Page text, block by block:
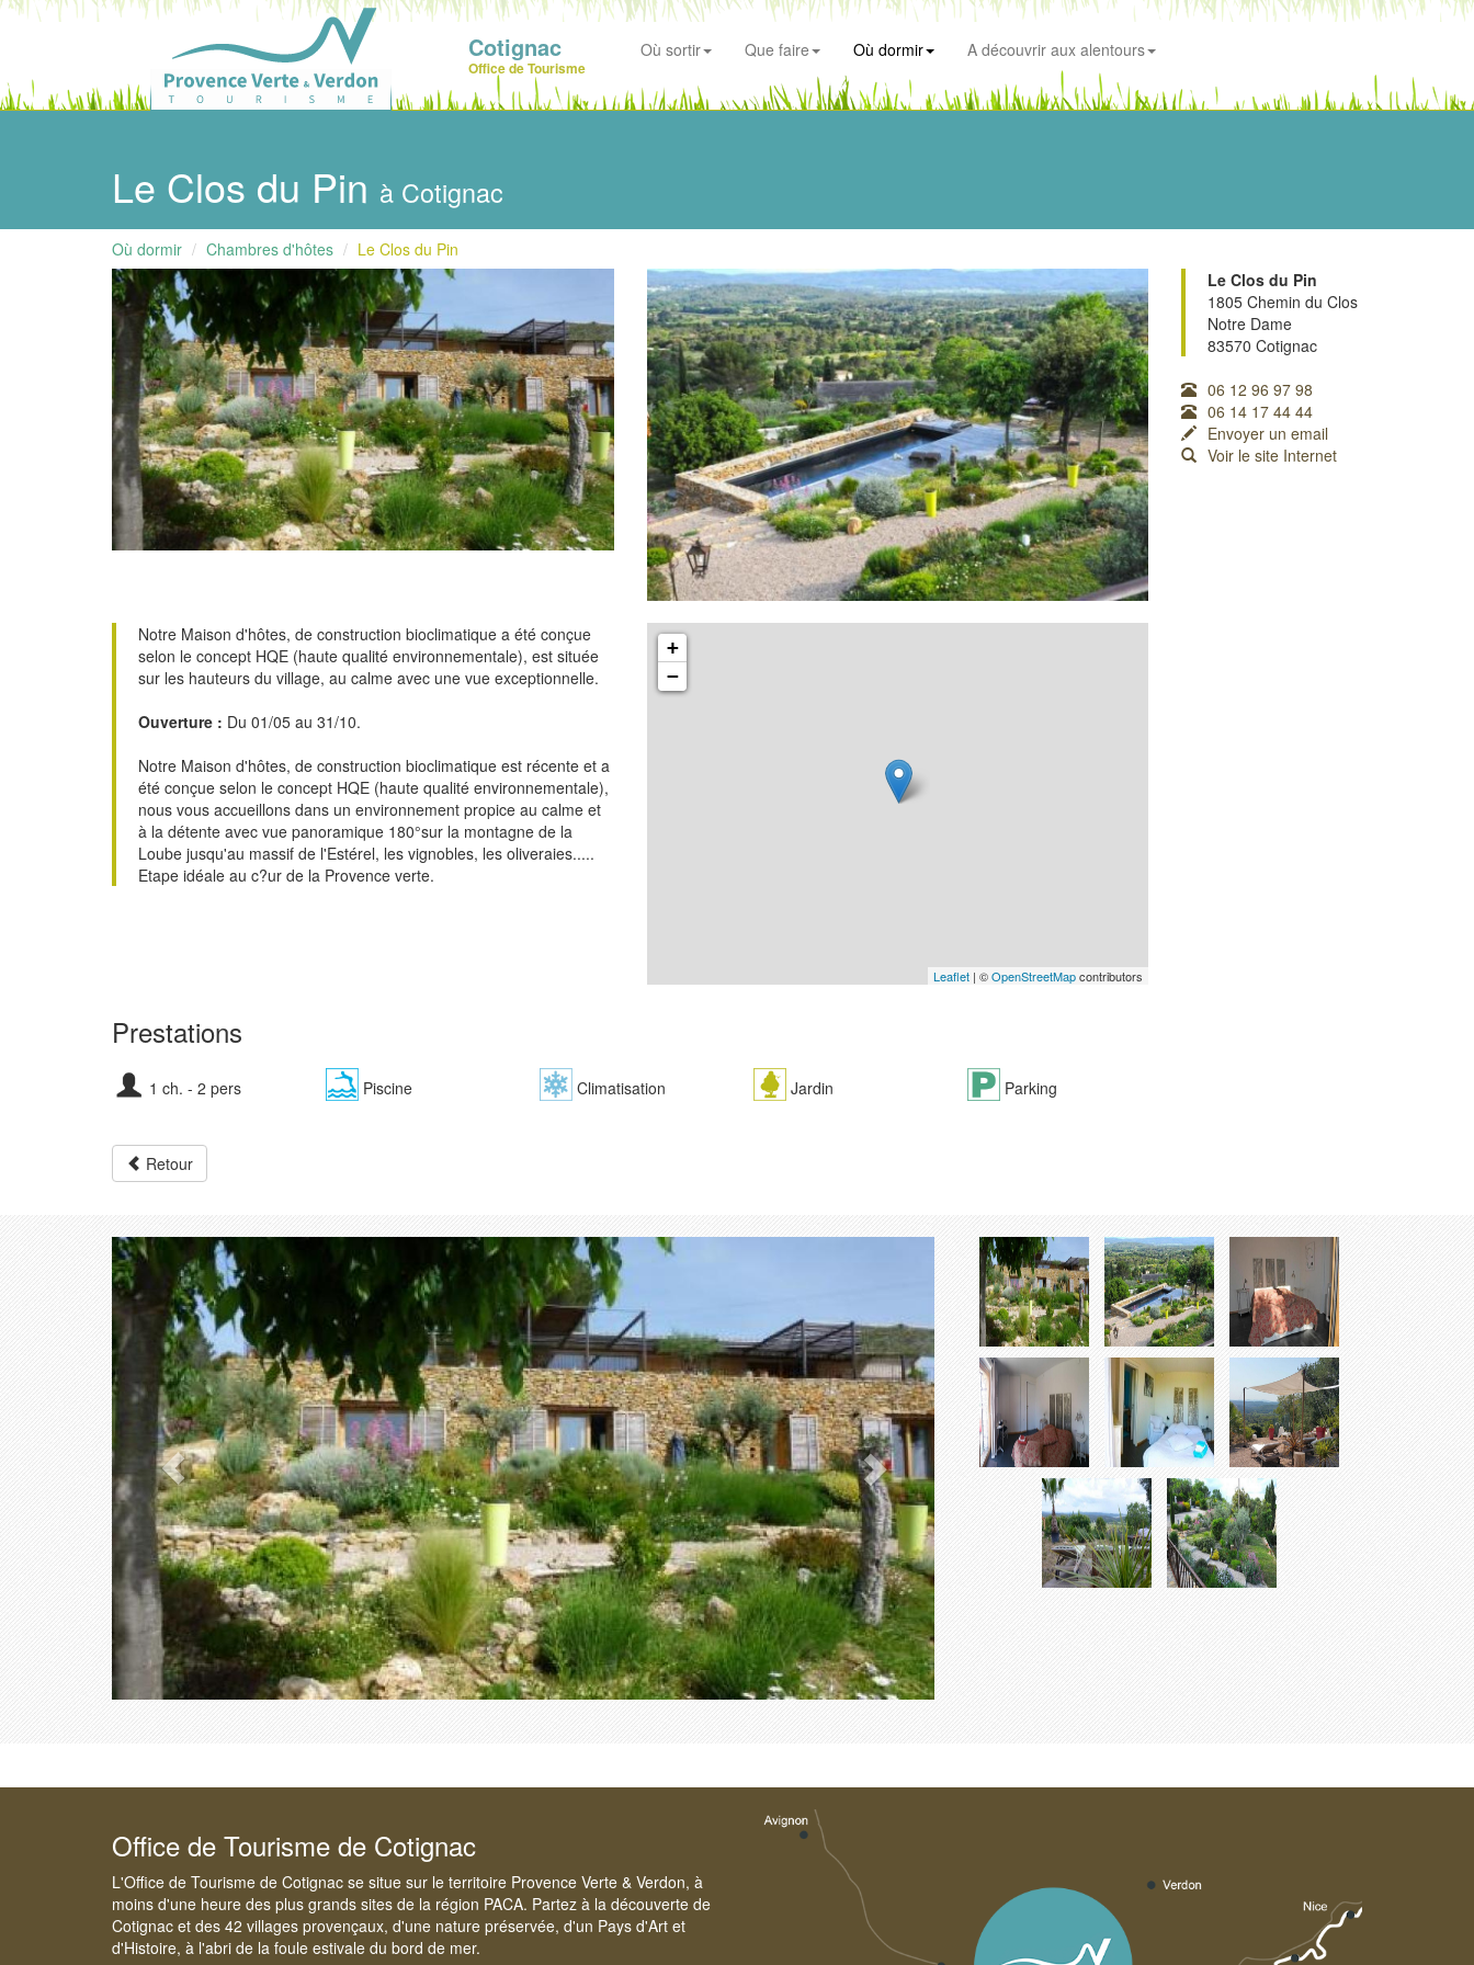
Cotignac
Office de Tourisme
Où sortir Que faire Où dormir A découvrir aux alentours
Le Clos du Pin à Cotignac
Où dormir Chambres d'hôtes
Le Clos du Pin
Le Clos du Pin
1805 Chemin du Clos
Notre Dame
83570 Cotignac
06 12 96 97 98
06 14 17 44 44
Envoyer un email
Voir le site Internet
Notre Maison d'hôtes, de construction bioclimatique a été conçue
selon le concept HQE (haute qualité environnementale), est située
sur les hauteurs du village, au calme avec une vue exceptionnelle.
Ouverture : Du 01/05 au 31/10.
Notre Maison d'hôtes, de construction bioclimatique est récente et a
été conçue selon le concept HQE (haute qualité environnementale),
nous vous accueillons dans un environnement propice au calme et
à la détente avec vue panoramique 180°sur la montagne de la
Loube jusqu'au massif de l'Estérel, les vignobles, les oliveraies.....
Etape idéale au c?ur de la Provence verte.
+
−
Leaflet | ©OpenStreetMapcontributors
Prestations
1 ch. - 2 pers Piscine Climatisation Jardin Parking
Retour
Précédent
Office de Tourisme de Cotignac
L'Office de Tourisme de Cotignac se situe sur le territoire Provence Verte & Verdon, à
moins d'une heure des plus grands sites de la région PACA. Partez à la découverte de
Cotignac et des 42 villages provençaux, d'une nature préservée, d'un Pays d'Art et
d'Histoire, à l'abri de la foule estivale du bord de mer.